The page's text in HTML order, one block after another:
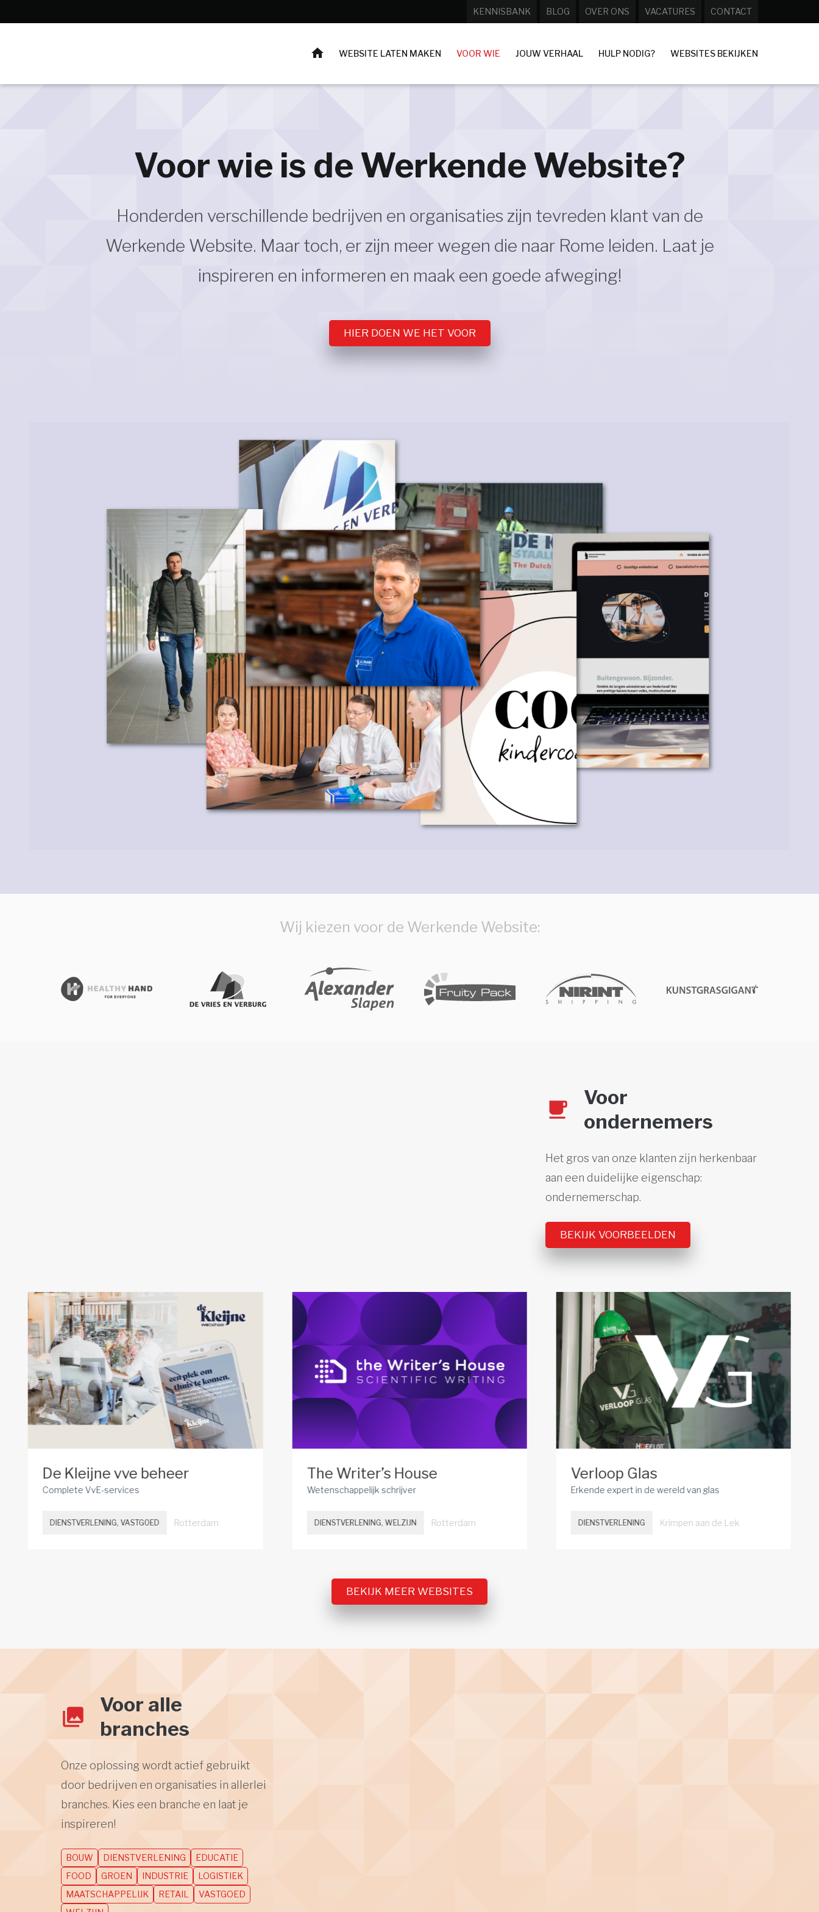
KENNISBANK BLOG OVER ONS VACATURES CONTACT
HOME WEBSITE LATEN MAKEN VOOR WIE JOUW VERHAAL HULP NODIG? WEBSITES BEKIJKEN
Voor wie is de Werkende Website?
Honderden verschillende bedrijven en organisaties zijn tevreden klant van de
Werkende Website. Maar toch, er zijn meer wegen die naar Rome leiden. Laat je
inspireren en informeren en maak een goede afweging!
HIER DOEN WE HET VOOR
Wij kiezen voor de Werkende Website:
Voor
ondernemers
Het gros van onze klanten zijn herkenbaar
aan een duidelijke eigenschap:
ondernemerschap.
BEKIJK VOORBEELDEN
De Kleijne vve beheer
Complete VvE-services
DIENSTVERLENING, VASTGOED Rotterdam
The Writer’s House
Wetenschappelijk schrijver
DIENSTVERLENING, WELZIJN Rotterdam
Verloop Glas
Erkende expert in de wereld van glas
DIENSTVERLENING Krimpen aan de Lek
BEKIJK MEER WEBSITES
Voor alle
branches
Onze oplossing wordt actief gebruikt
door bedrijven en organisaties in allerlei
branches. Kies een branche en laat je
inspireren!
BOUW DIENSTVERLENING
EDUCATIE
FOOD
GROEN INDUSTRIE
LOGISTIEK
MAATSCHAPPELIJK
RETAIL
VASTGOED